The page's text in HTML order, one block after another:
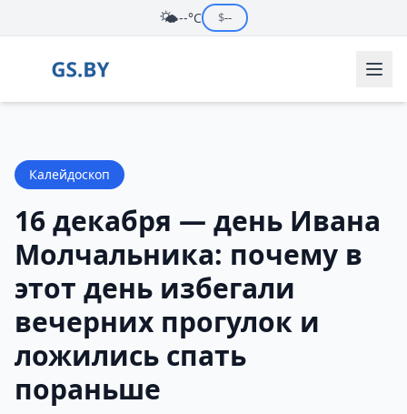
🌤️--°C $--
Калейдоскоп
16 декабря — день Ивана
Молчальника: почему в
этот день избегали
вечерних прогулок и
ложились спать
пораньше